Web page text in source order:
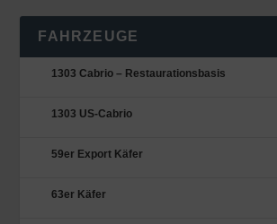
FAHRZEUGE
1303 Cabrio – Restaurationsbasis
1303 US-Cabrio
59er Export Käfer
63er Käfer